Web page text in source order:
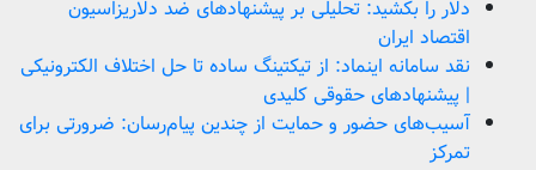
دلار را بکشید: تحلیلی بر پیشنهادهای ضد دلاریزاسیون
اقتصاد ایران
نقد سامانه اینماد: از تیکتینگ ساده تا حل اختلاف الکترونیکی
| پیشنهادهای حقوقی کلیدی
آسیب‌های حضور و حمایت از چندین پیام‌رسان: ضرورتی برای
تمرکز